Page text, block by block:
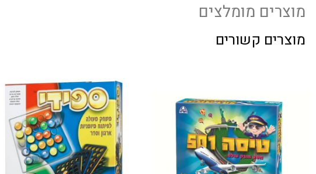
מוצרים מומלצים
מוצרים קשורים